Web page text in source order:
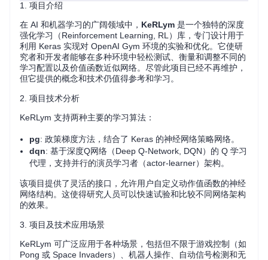
1. 项目介绍
在 AI 和机器学习的广阔领域中， KeRLym 是一个独特的深度
强化学习（Reinforcement Learning, RL）库，专门设计用于
利用 Keras 实现对 OpenAI Gym 环境的实验和优化。它使研
究者和开发者能够在多种环境中轻松测试、衡量和调整不同的
学习配置以及价值函数近似网络。尽管此项目已经不再维护，
但它提供的概念和技术仍值得参考和学习。
2. 项目技术分析
KeRLym 支持两种主要的学习算法：
pg: 政策梯度方法，结合了 Keras 的神经网络策略网络。
dqn: 基于深度Q网络（Deep Q-Network, DQN）的 Q 学习
代理，支持并行的演员学习者（actor-learner）架构。
该项目提供了灵活的接口，允许用户自定义动作值函数的神经
网络结构。这使得研究人员可以快速试验和比较不同网络架构
的效果。
3. 项目及技术应用场景
KeRLym 可广泛应用于各种场景，包括但不限于游戏控制（如
Pong 或 Space Invaders）、机器人操作、自动信号检测和无